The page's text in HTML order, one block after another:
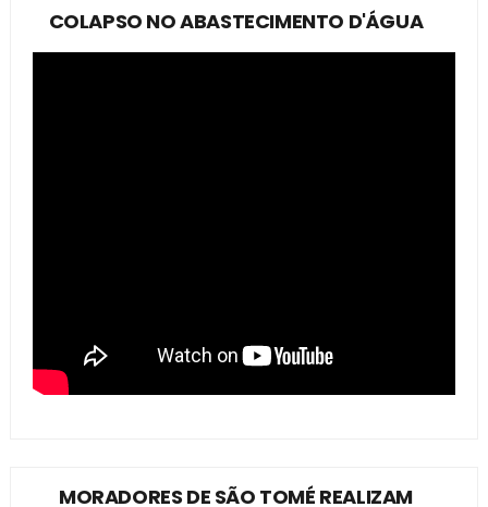
COLAPSO NO ABASTECIMENTO D'ÁGUA
MORADORES DE SÃO TOMÉ REALIZAM